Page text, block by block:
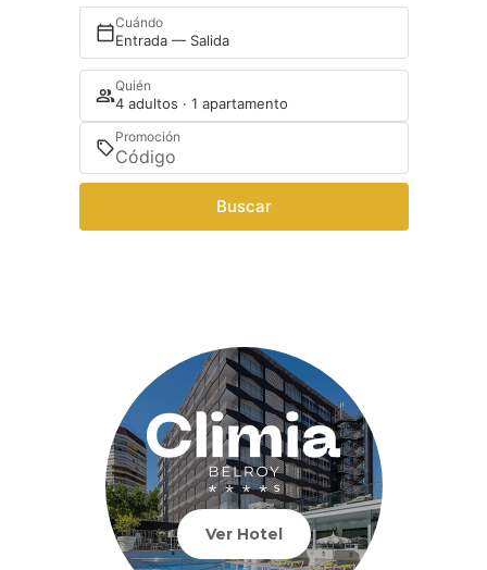
Cuándo
Entrada — Salida
Quién
4 adultos · 1 apartamento
Promoción
Buscar
Ver Hotel